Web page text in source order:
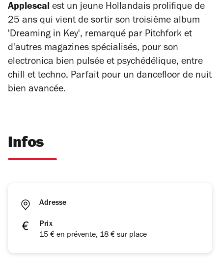
Applescal est un jeune Hollandais prolifique de
25 ans qui vient de sortir son troisième album
'Dreaming in Key', remarqué par Pitchfork et
d'autres magazines spécialisés, pour son
electronica bien pulsée et psychédélique, entre
chill et techno. Parfait pour un dancefloor de nuit
bien avancée.
Infos
Adresse
Prix
15 € en prévente, 18 € sur place